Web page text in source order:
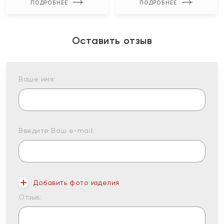
ПОДРОБНЕЕ ПОДРОБНЕЕ
Оставить отзыв
Ваше имя:
Введите Ваш e-mail:
Добавить фото изделия
Отзыв: